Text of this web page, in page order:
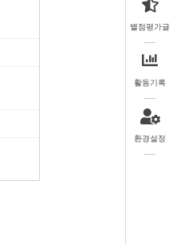
별점평가글
활동기록
환경설정